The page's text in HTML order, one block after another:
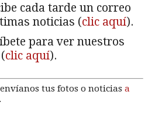
cada tarde un correo
noticias (clic aquí).
para ver nuestros
clic aquí).
envíanos tus fotos o noticias a
.